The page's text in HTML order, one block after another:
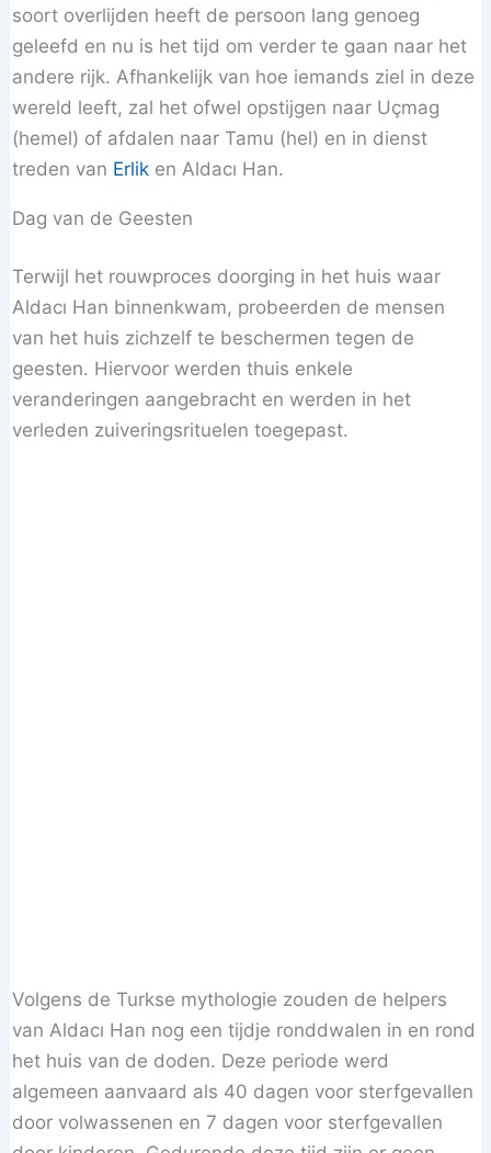
soort overlijden heeft de persoon lang genoeg
geleefd en nu is het tijd om verder te gaan naar het
andere rijk. Afhankelijk van hoe iemands ziel in deze
wereld leeft, zal het ofwel opstijgen naar Uçmag
(hemel) of afdalen naar Tamu (hel) en in dienst
treden van Erlik en Aldacı Han.
Dag van de Geesten
Terwijl het rouwproces doorging in het huis waar
Aldacı Han binnenkwam, probeerden de mensen
van het huis zichzelf te beschermen tegen de
geesten. Hiervoor werden thuis enkele
veranderingen aangebracht en werden in het
verleden zuiveringsrituelen toegepast.
Volgens de Turkse mythologie zouden de helpers
van Aldacı Han nog een tijdje ronddwalen in en rond
het huis van de doden. Deze periode werd
algemeen aanvaard als 40 dagen voor sterfgevallen
door volwassenen en 7 dagen voor sterfgevallen